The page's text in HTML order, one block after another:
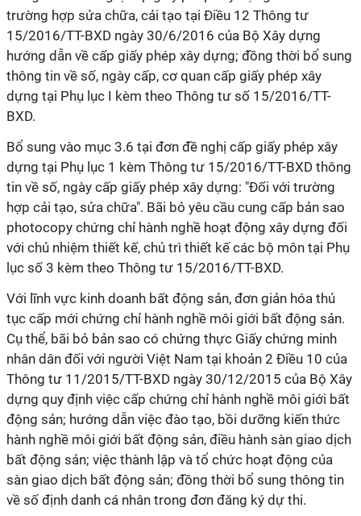
trường hợp sửa chữa, cải tạo tại Điều 12 Thông tư
15/2016/TT-BXD ngày 30/6/2016 của Bộ Xây dựng
hướng dẫn về cấp giấy phép xây dựng; đồng thời bổ sung
thông tin về số, ngày cấp, cơ quan cấp giấy phép xây
dựng tại Phụ lục I kèm theo Thông tư số 15/2016/TT-
BXD.
Bổ sung vào mục 3.6 tại đơn đề nghị cấp giấy phép xây
dựng tại Phụ lục 1 kèm Thông tư 15/2016/TT-BXD thông
tin về số, ngày cấp giấy phép xây dựng: "Đối với trường
hợp cải tạo, sửa chữa". Bãi bỏ yêu cầu cung cấp bản sao
photocopy chứng chỉ hành nghề hoạt động xây dựng đối
với chủ nhiệm thiết kế, chủ trì thiết kế các bộ môn tại Phụ
lục số 3 kèm theo Thông tư 15/2016/TT-BXD.
Với lĩnh vực kinh doanh bất động sản, đơn giản hóa thủ
tục cấp mới chứng chỉ hành nghề môi giới bất động sản.
Cụ thể, bãi bỏ bản sao có chứng thực Giấy chứng minh
nhân dân đối với người Việt Nam tại khoản 2 Điều 10 của
Thông tư 11/2015/TT-BXD ngày 30/12/2015 của Bộ Xây
dựng quy định việc cấp chứng chỉ hành nghề môi giới bất
động sản; hướng dẫn việc đào tạo, bồi dưỡng kiến thức
hành nghề môi giới bất động sản, điều hành sàn giao dịch
bất động sản; việc thành lập và tổ chức hoạt động của
sàn giao dịch bất động sản; đồng thời bổ sung thông tin
về số định danh cá nhân trong đơn đăng ký dự thi.